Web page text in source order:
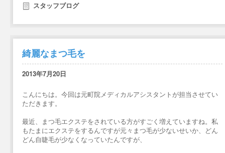
スタッフブログ
綺麗なまつ毛を
2013年7月20日
こんにちは。今回は元町院メディカルアシスタントが担当させてい
ただきます。
最近、まつ毛エクステをされている方がすごく増えていますね。私
もたまにエクステをするんですが元々まつ毛が少ないせいか、どん
どん自睫毛が少なくなっていたんですが、